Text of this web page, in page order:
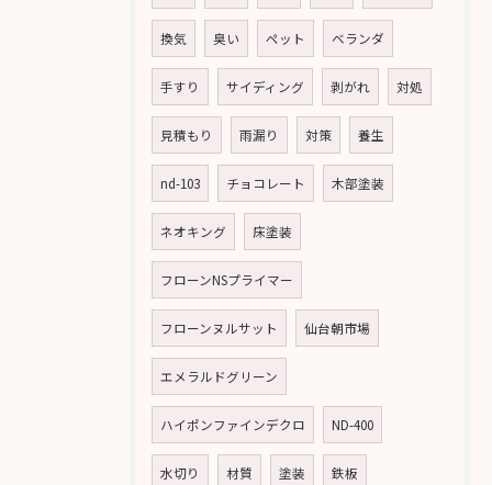
換気 臭い ペット ベランダ
手すり サイディング 剥がれ 対処
見積もり 雨漏り 対策 養生
nd-103 チョコレート 木部塗装
ネオキング 床塗装
フローンNSプライマー
フローンヌルサット 仙台朝市場
エメラルドグリーン
ハイポンファインデクロ ND-400
水切り 材質 塗装 鉄板